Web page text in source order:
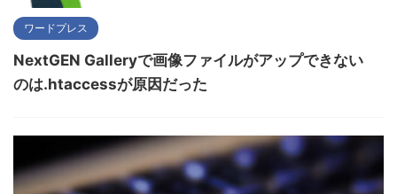
ワードプレス
NextGEN Galleryで画像ファイルがアップできない
のは.htaccessが原因だった